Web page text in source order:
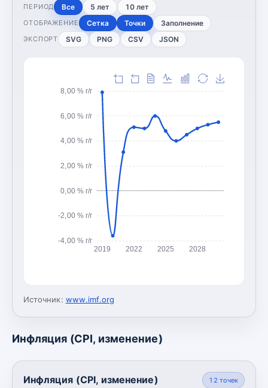
ПЕРИОД Все 5 лет 10 лет
ОТОБРАЖЕНИЕ Сетка Точки Заполнение
ЭКСПОРТ SVG PNG CSV JSON
-4,00 % г/г
-2,00 % г/г
0,00 % г/г
2,00 % г/г
4,00 % г/г
6,00 % г/г
8,00 % г/г
2019 2022 2025 2028
Источник: www.imf.org
Инфляция (CPI, изменение)
Инфляция (CPI, изменение) 12 точек